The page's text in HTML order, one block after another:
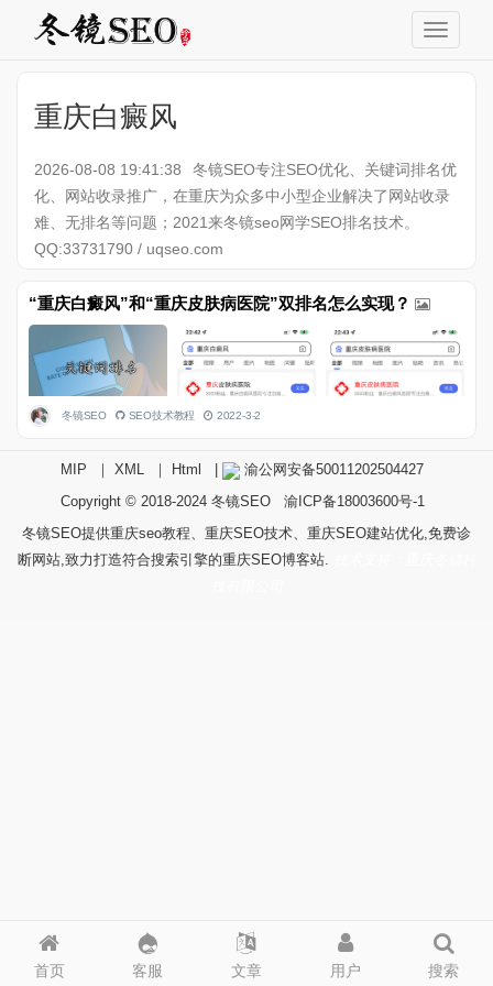
重庆白癜风
2026-08-08 19:41:38
冬镜SEO专注SEO优化、关键词排名优
化、网站收录推广，在重庆为众多中小型企业解决了网站收录
难、无排名等问题；2021来冬镜seo网学SEO排名技术。
QQ:33731790 / uqseo.com
“重庆白癜风”和“重庆皮肤病医院”双排名怎么实现？
冬镜SEO SEO技术教程 2022-3-2
首页 客服 文章 用户 搜索
MIP ｜ XML ｜ Html
渝公网安备50011202504427
Copyright © 2018-2024 冬镜SEO
渝ICP备18003600号-1
冬镜SEO提供重庆seo教程、重庆SEO技术、重庆SEO建站优化,免费诊
断网站,致力打造符合搜索引擎的重庆SEO博客站.